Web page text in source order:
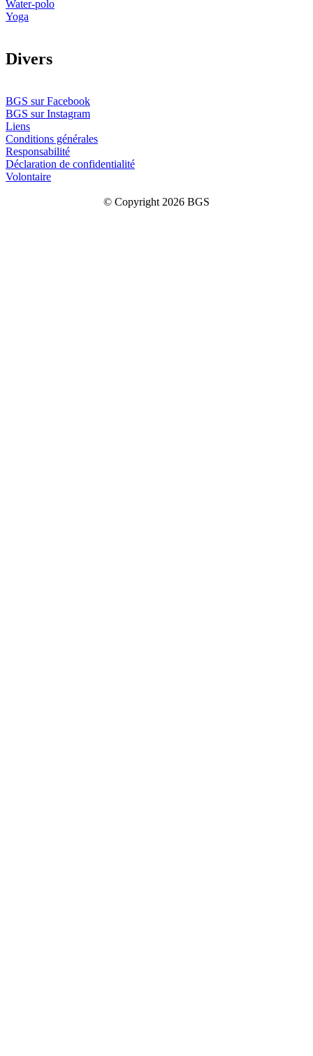
Water-polo
Yoga
Divers
BGS sur Facebook
BGS sur Instagram
Liens
Conditions générales
Responsabilité
Déclaration de confidentialité
Volontaire
© Copyright 2026 BGS